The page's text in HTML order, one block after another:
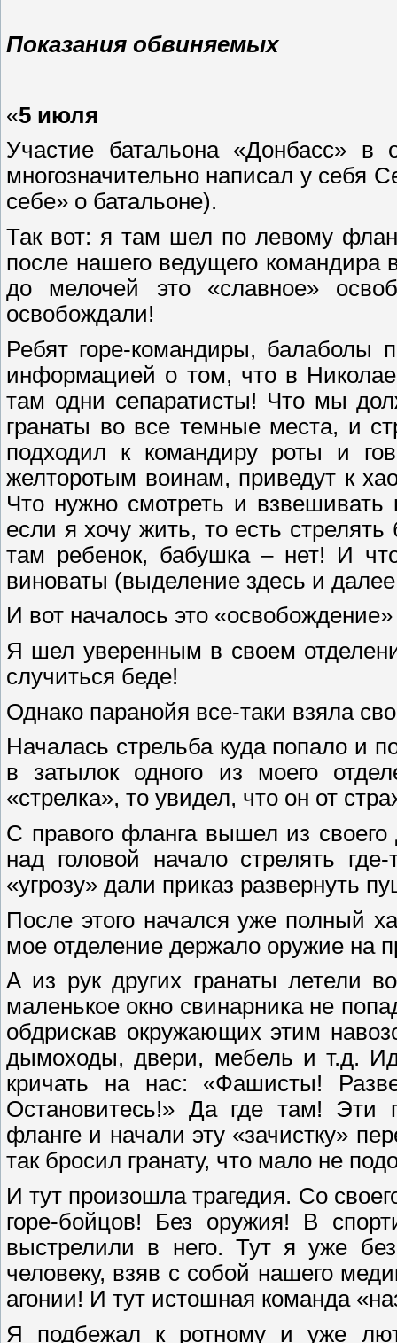
Показания обвиняемых
«5 июля
Участие батальона «Донбасс» в
многозначительно написал у себя
себе» о батальоне).
Так вот: я там шел по левому
после нашего ведущего
до мелочей это «славное»
освобождали!
Ребят горе-командиры, балаболы
информацией о том, что в
там одни сепаратисты! Что мы
гранаты во все темные места, и
подходил к командиру роты и
желторотым воинам, приведут к
Что нужно смотреть и взвешивать
если я хочу жить, то есть
там ребенок, бабушка – нет! И
виноваты (выделение здесь и
И вот началось это
Я шел уверенным в своем
случиться беде!
Однако паранойя все-таки взяла
Началась стрельба куда попало и
в затылок одного из моего
«стрелка», то увидел, что он от
С правого фланга вышел из
над головой начало стрелять
«угрозу» дали приказ развернуть
После этого начался уже полный
мое отделение держало оружие на
А из рук других гранаты летели
маленькое окно свинарника не
обдрискав окружающих этим
дымоходы, двери, мебель и т.д.
кричать на нас: «Фашисты!
Остановитесь!» Да где там! Эти
фланге и начали эту «зачистку»
так бросил гранату, что мало не
И тут произошла трагедия. Со
горе-бойцов! Без оружия! В
выстрелили в него. Тут я уже
человеку, взяв с собой нашего
агонии! И тут истошная команда
Я подбежал к ротному и уже